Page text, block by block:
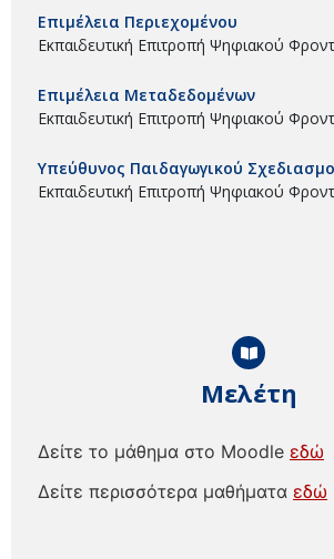
Μελέτη
Δείτε το μάθημα στο Moodle εδώ
Δείτε περισσότερα μαθήματα εδώ
Επιμέλεια Περιεχομένου
Εκπαιδευτική Επιτροπή Ψηφιακού
Επιμέλεια Μεταδεδομένων
Εκπαιδευτική Επιτροπή Ψηφιακού
Υπεύθυνος Παιδαγωγικού
Εκπαιδευτική Επιτροπή Ψηφιακού